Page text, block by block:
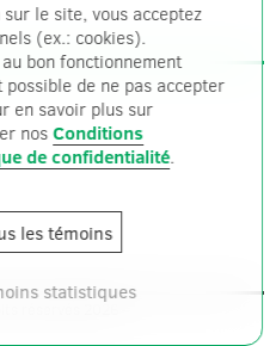
réservés 2026 –
le site, vous acceptez
(ex.: cookies).
bon fonctionnement
de ne pas accepter
en savoir plus sur
nosConditions
de confidentialité.
les témoins
statistiques